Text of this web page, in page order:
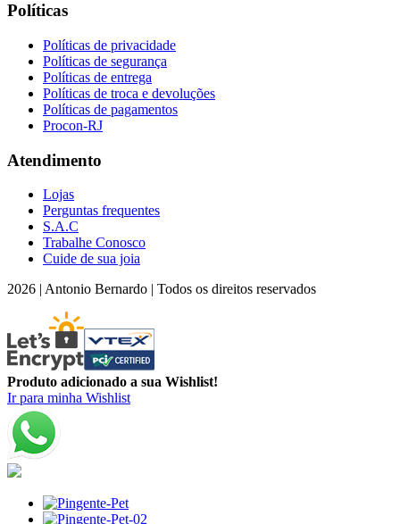
Políticas
Políticas de privacidade
Políticas de segurança
Políticas de entrega
Políticas de troca e devoluções
Políticas de pagamentos
Procon-RJ
Atendimento
Lojas
Perguntas frequentes
S.A.C
Trabalhe Conosco
Cuide de sua joia
2026 | Antonio Bernardo | Todos os direitos reservados
Produto adicionado a sua Wishlist!
Ir para minha Wishlist